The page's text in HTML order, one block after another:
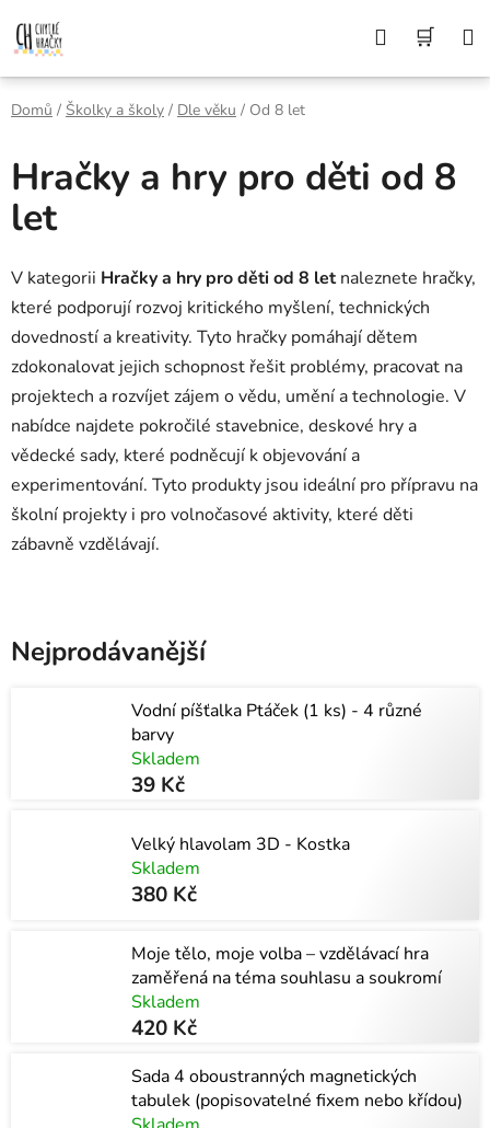
na
obsah
Z DŮVODU DOVOLENÉ BUDEME VAŠE
OBJEDNÁVKY ODESÍLAT AŽ 10. 8. DĚKUJEME
ZA POCHOPENÍ A PŘEJEME KRÁSNÉ LÉTO🌞
Hledat
Domů / Školky a školy / Dle věku / Od 8 let
Hračky a hry pro děti od 8
let
V kategorii Hračky a hry pro děti od 8 letnaleznete hračky,
které podporují rozvoj kritického myšlení, technických
dovedností a kreativity. Tyto hračky pomáhají dětem
zdokonalovat jejich schopnost řešit problémy, pracovat na
projektech a rozvíjet zájem o vědu, umění a technologie. V
nabídce najdete pokročilé stavebnice, deskové hry a
vědecké sady, které podněcují k objevování a
experimentování. Tyto produkty jsou ideální pro přípravu na
školní projekty i pro volnočasové aktivity, které děti
zábavně vzdělávají.
Nejprodávanější
Vodní píšťalka Ptáček (1 ks) - 4 různé
barvy
Skladem
39 Kč
Velký hlavolam 3D - Kostka
Skladem
380 Kč
Moje tělo, moje volba – vzdělávací hra
zaměřená na téma souhlasu a soukromí
Skladem
420 Kč
Sada 4 oboustranných magnetických
tabulek (popisovatelné fixem nebo křídou)